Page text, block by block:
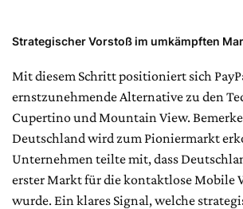
Strategischer Vorstoß im umkämpften
Mit diesem Schritt positioniert sich
ernstzunehmende Alternative zu den
Cupertino und Mountain View.
Deutschland wird zum Pioniermarkt
Unternehmen teilte mit, dass
erster Markt für die kontaktlose Mobile
wurde. Ein klares Signal, welche